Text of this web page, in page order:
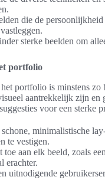
die de
sterke beelden om
portfolio
portfolio is minstens zo
aantrekkelijk zijn en
voor een sterke
minimalistische
te vestigen.
toe aan elk beeld, zoals
erachter.
uitnodigende